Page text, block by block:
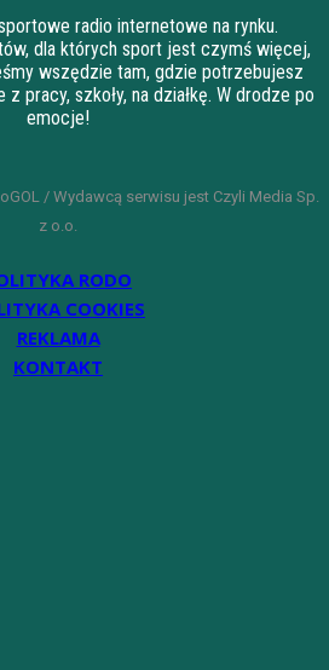
radio internetowe na rynku.
dla których sport jest czymś więcej,
wszędzie tam, gdzie potrzebujesz
pracy, szkoły, na działkę. W drodze po
emocje!
/ Wydawcą serwisu jest Czyli Media Sp.
z o.o.
RODO
COOKIES
REKLAMA
KONTAKT